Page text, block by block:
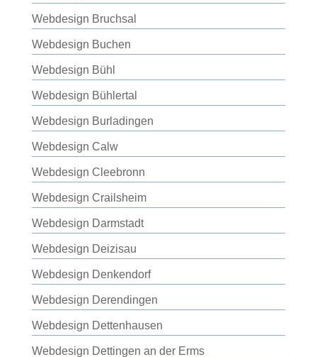
Webdesign Bruchsal
Webdesign Buchen
Webdesign Bühl
Webdesign Bühlertal
Webdesign Burladingen
Webdesign Calw
Webdesign Cleebronn
Webdesign Crailsheim
Webdesign Darmstadt
Webdesign Deizisau
Webdesign Denkendorf
Webdesign Derendingen
Webdesign Dettenhausen
Webdesign Dettingen an der Erms